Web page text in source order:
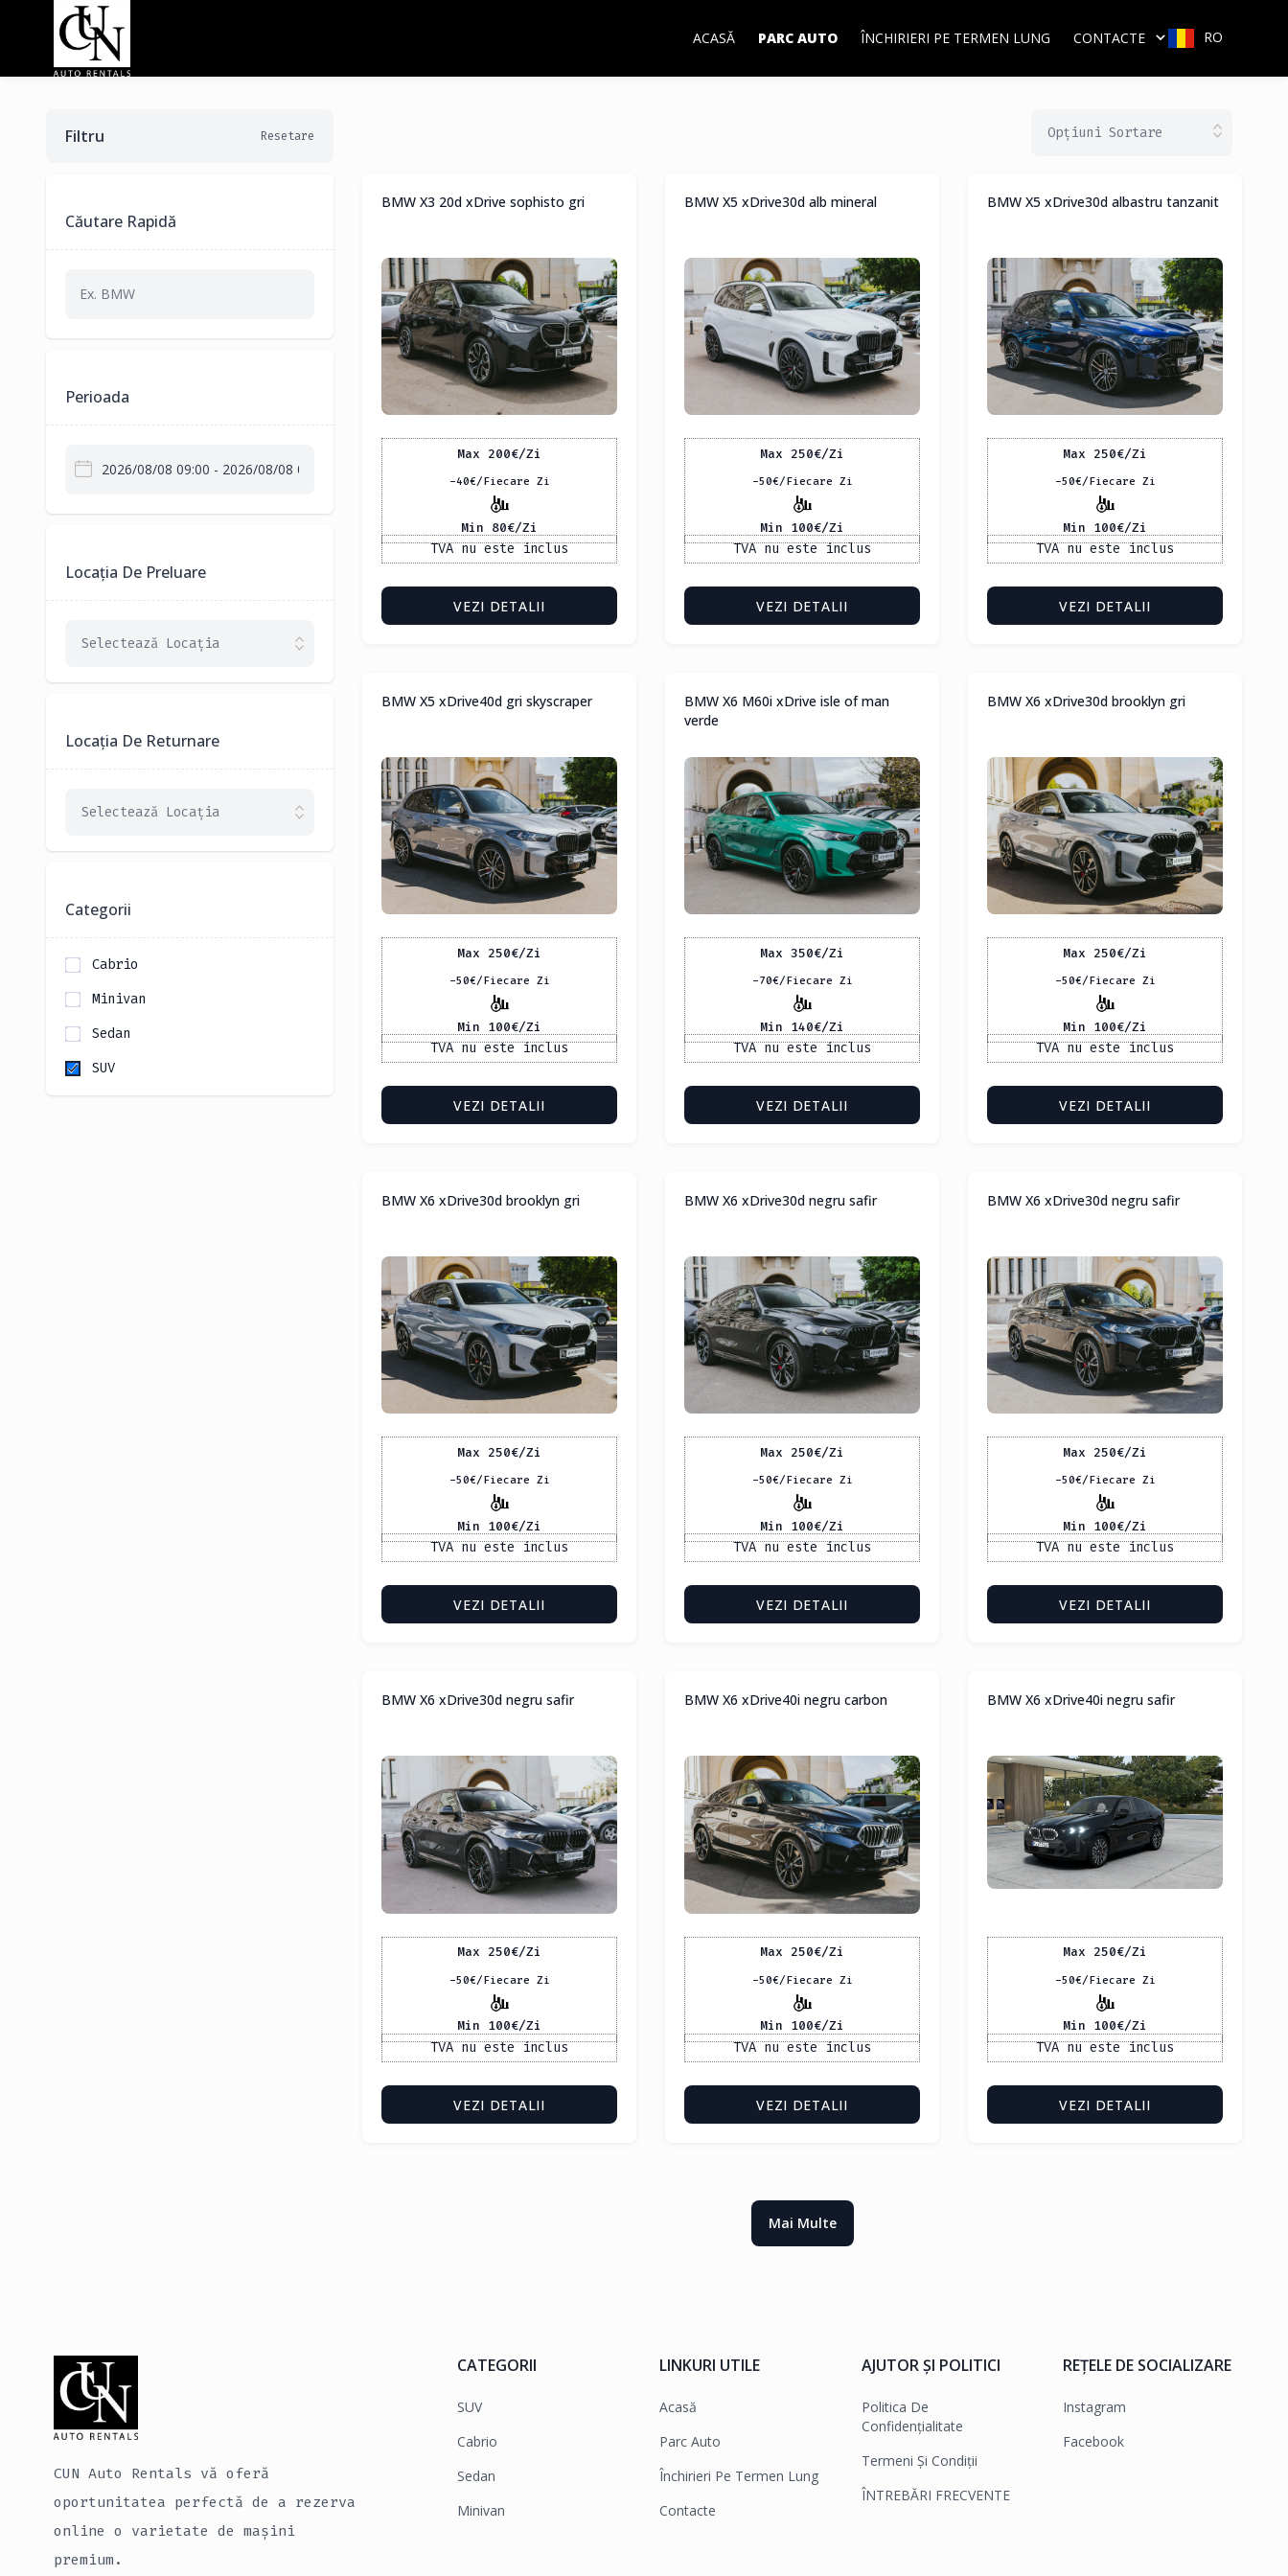
ACASĂ PARC AUTO ÎNCHIRIERI PE TERMEN LUNG CONTACTE RO
Filtru Resetare
Căutare Rapidă
Perioada
Locația De Preluare
Selectează Locația
Locația De Returnare
Selectează Locația
Categorii
Cabrio
Minivan
Sedan
SUV
Opțiuni Sortare
BMW X3 20d xDrive sophisto gri
Max 200€/Zi
-40€/Fiecare Zi
Min 80€/Zi
TVA nu este inclus
VEZI DETALII
BMW X5 xDrive30d alb mineral
Max 250€/Zi
-50€/Fiecare Zi
Min 100€/Zi
TVA nu este inclus
VEZI DETALII
BMW X5 xDrive30d albastru tanzanit
Max 250€/Zi
-50€/Fiecare Zi
Min 100€/Zi
TVA nu este inclus
VEZI DETALII
BMW X5 xDrive40d gri skyscraper
Max 250€/Zi
-50€/Fiecare Zi
Min 100€/Zi
TVA nu este inclus
VEZI DETALII
BMW X6 M60i xDrive isle of man
verde
Max 350€/Zi
-70€/Fiecare Zi
Min 140€/Zi
TVA nu este inclus
VEZI DETALII
BMW X6 xDrive30d brooklyn gri
Max 250€/Zi
-50€/Fiecare Zi
Min 100€/Zi
TVA nu este inclus
VEZI DETALII
BMW X6 xDrive30d brooklyn gri
Max 250€/Zi
-50€/Fiecare Zi
Min 100€/Zi
TVA nu este inclus
VEZI DETALII
BMW X6 xDrive30d negru safir
Max 250€/Zi
-50€/Fiecare Zi
Min 100€/Zi
TVA nu este inclus
VEZI DETALII
BMW X6 xDrive30d negru safir
Max 250€/Zi
-50€/Fiecare Zi
Min 100€/Zi
TVA nu este inclus
VEZI DETALII
BMW X6 xDrive30d negru safir
Max 250€/Zi
-50€/Fiecare Zi
Min 100€/Zi
TVA nu este inclus
VEZI DETALII
BMW X6 xDrive40i negru carbon
Max 250€/Zi
-50€/Fiecare Zi
Min 100€/Zi
TVA nu este inclus
VEZI DETALII
BMW X6 xDrive40i negru safir
Max 250€/Zi
-50€/Fiecare Zi
Min 100€/Zi
TVA nu este inclus
VEZI DETALII
Mai Multe
CUN Auto Rentals vă oferă
oportunitatea perfectă de a rezerva
online o varietate de mașini
premium.
CATEGORII
SUV
Cabrio
Sedan
Minivan
LINKURI UTILE
Acasă
Parc Auto
Închirieri Pe Termen Lung
Contacte
AJUTOR ȘI POLITICI
Politica De
Confidențialitate
Termeni Și Condiții
ÎNTREBĂRI FRECVENTE
REȚELE DE SOCIALIZARE
Instagram
Facebook